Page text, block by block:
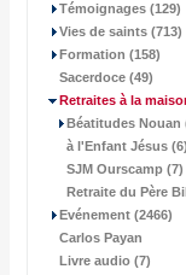
Témoignages (129)
Vies de saints (713)
Formation (158)
Sacerdoce (49)
Retraites à la
Béatitudes Nouan
à l'Enfant Jésus (6)
SJM Ourscamp (7)
Retraite du Père
Evénement (2466)
Carlos Payan
Livre audio (7)